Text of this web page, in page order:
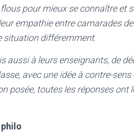
pour mieux se connaître et
empathie entre camarades
situation différemment.
aussi à leurs enseignants, de
avec une idée à contre-sens
posée, toutes les réponses ont